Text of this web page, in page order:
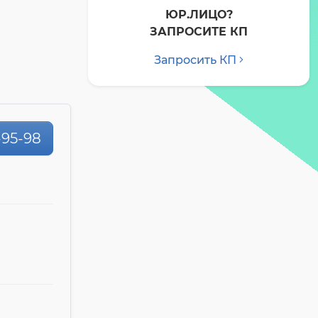
98
ЮР.ЛИЦО?
ЗАПРОСИТЕ КП
Запросить КП